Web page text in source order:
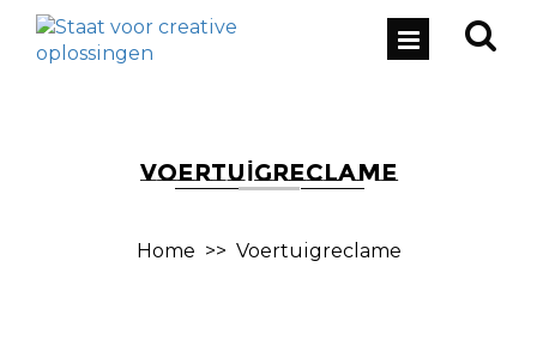
VOERTUIGRECLAME
Home >> Voertuigreclame